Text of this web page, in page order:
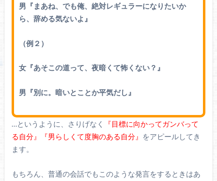
男『まあね、でも俺、絶対レギュラーになりたいか
ら、辞める気ないよ』
（例２）
女『あそこの道って、夜暗くて怖くない？』
男『別に。暗いとことか平気だし』
…というように、さりげなく
『目標に向かってガンバって
る自分』『男らしくて度胸のある自分』
をアピールしてき
ます。
もちろん、普通の会話でもこのような発言をするときはあ